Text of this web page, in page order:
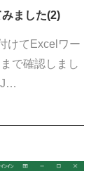
ました(2)
けてExcelワー
で確認しまし
J…